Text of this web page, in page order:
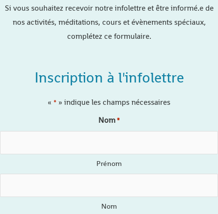
Si vous souhaitez recevoir notre infolettre et être informé.e de
nos activités, méditations, cours et évènements spéciaux,
complétez ce formulaire.
Inscription à l'infolettre
« * » indique les champs nécessaires
Nom*
Prénom
Nom